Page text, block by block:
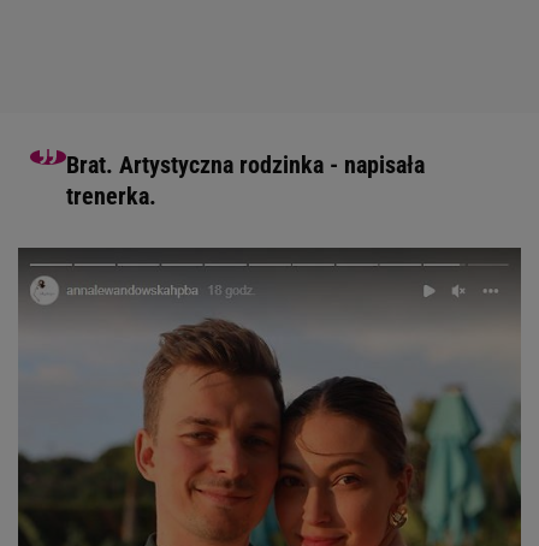
Brat. Artystyczna rodzinka - napisała
trenerka.